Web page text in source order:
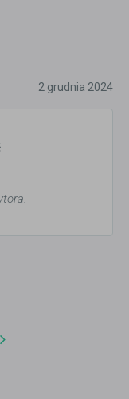
2 grudnia 2024